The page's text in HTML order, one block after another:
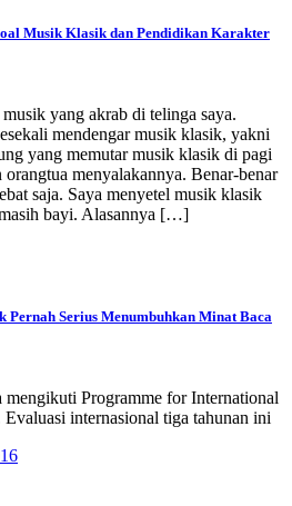
Musik Klasik dan Pendidikan Karakter
yang akrab di telinga saya.
mendengar musik klasik, yakni
yang memutar musik klasik di pagi
menyalakannya. Benar-benar
saja. Saya menyetel musik klasik
bayi. Alasannya […]
Pernah Serius Menumbuhkan Minat Baca
mengikuti Programme for International
internasional tiga tahunan ini